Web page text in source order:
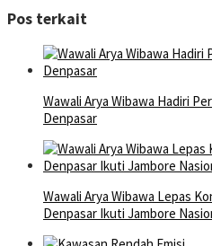
Pos terkait
Wawali Arya Wibawa Hadiri
Denpasar
Wawali Arya Wibawa Lepas
Denpasar Ikuti Jambore